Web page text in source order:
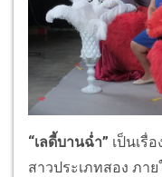
“เลดี้บานฉ่ำ” เป็นเรื่
สาวประเภทสอง ภา